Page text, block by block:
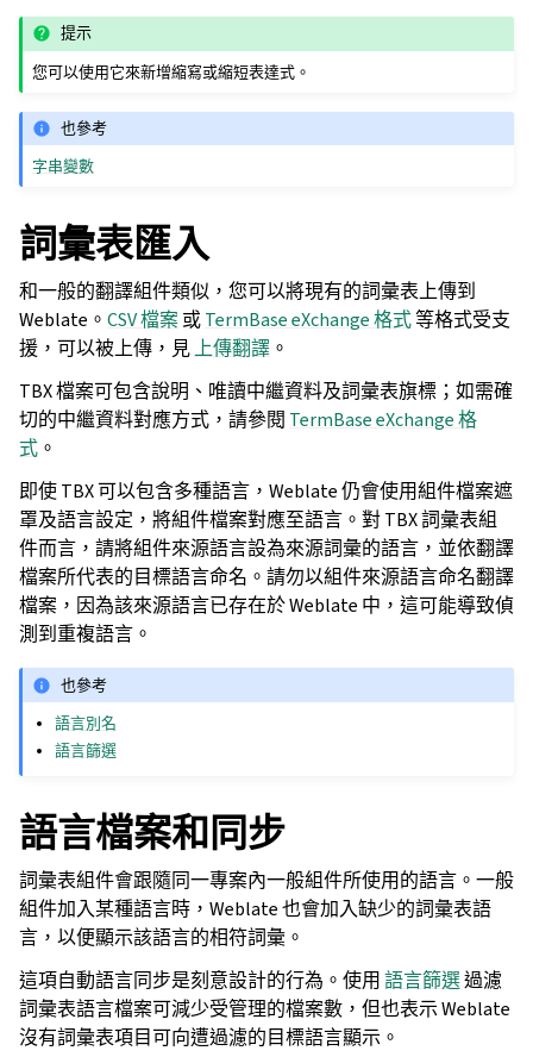
提示
您可以使用它來新增縮寫或縮短表達式。
也參考
字串變數
詞彙表匯入
和一般的翻譯組件類似，您可以將現有的詞彙表上傳到
Weblate。 CSV 檔案或TermBase eXchange 格式等格式受支
援，可以被上傳，見上傳翻譯 。
TBX 檔案可包含說明、唯讀中繼資料及詞彙表旗標；如需確
切的中繼資料對應方式，請參閱 TermBase eXchange 格
式 。
即使 TBX 可以包含多種語言，Weblate 仍會使用組件檔案遮
罩及語言設定，將組件檔案對應至語言。對 TBX 詞彙表組
件而言，請將組件來源語言設為來源詞彙的語言，並依翻譯
檔案所代表的目標語言命名。請勿以組件來源語言命名翻譯
檔案，因為該來源語言已存在於 Weblate 中，這可能導致偵
測到重複語言。
也參考
語言別名
語言篩選
語言檔案和同步
詞彙表組件會跟隨同一專案內一般組件所使用的語言。一般
組件加入某種語言時，Weblate 也會加入缺少的詞彙表語
言，以便顯示該語言的相符詞彙。
這項自動語言同步是刻意設計的行為。使用 語言篩選過濾
詞彙表語言檔案可減少受管理的檔案數，但也表示 Weblate
沒有詞彙表項目可向遭過濾的目標語言顯示。